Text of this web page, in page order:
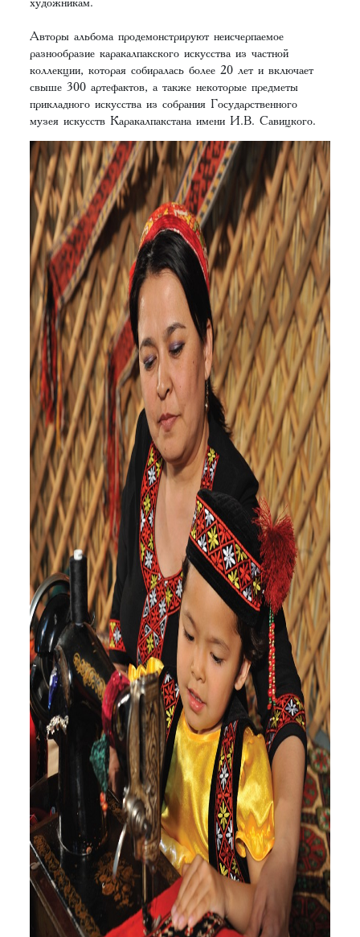
Авторы альбома продемонстрируют неисчерпаемое
разнообразие каракалпакского искусства из частной
коллекции, которая собиралась более 20 лет и включает
свыше 300 артефактов, а также некоторые предметы
прикладного искусства из собрания Государственного
музея искусств Каракалпакстана имени И.В. Савицкого.